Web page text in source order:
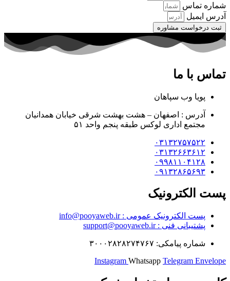
شماره تماس
آدرس ایمیل
ثبت درخواست مشاوره
تماس با ما
پویا وب سپاهان
آدرس : اصفهان – هشت بهشت شرقی خیابان همدانیان
مجتمع اداری لوکس طبقه پنجم واحد ۵۱
۰۳۱۳۲۷۵۷۵۲۲
۰۳۱۳۲۶۶۳۶۱۲
۰۹۹۸۱۱۰۴۱۲۸
۰۹۱۳۲۸۶۵۶۹۳
پست الکترونیک
پست الکترونیک عمومی : info@pooyaweb.ir
پشتیبانی فنی : support@pooyaweb.ir
شماره پیامکی: ۳۰۰۰۲۸۲۸۲۷۴۷۶۷
Instagram Whatsapp Telegram Envelope